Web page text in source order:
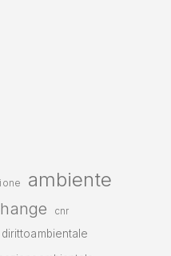
ambiente
cnr
dirittoambientale